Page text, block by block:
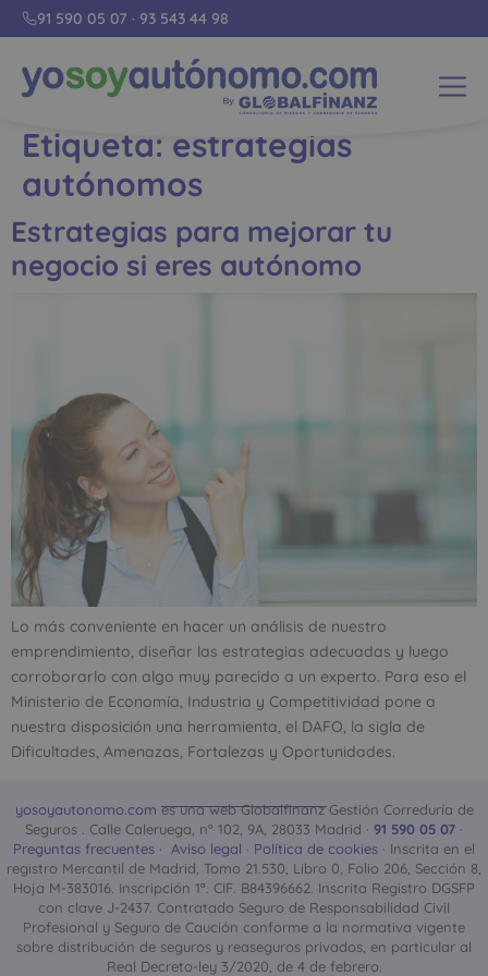
91 590 05 07 · 93 543 44 98
Etiqueta: estrategias
autónomos
Estrategias para mejorar tu
negocio si eres autónomo
Lo más conveniente en hacer un análisis de nuestro
emprendimiento, diseñar las estrategias adecuadas y luego
corroborarlo con algo muy parecido a un experto. Para eso el
Ministerio de Economía, Industria y Competitividad pone a
nuestra disposición una herramienta, el DAFO, la sigla de
Dificultades, Amenazas, Fortalezas y Oportunidades.
yosoyautonomo.com es una web Globalfinanz Gestión Correduría de
Seguros . Calle Caleruega, nº 102, 9A, 28033 Madrid · 91 590 05 07 ·
Preguntas frecuentes · Aviso legal · Política de cookies · Inscrita en el
registro Mercantil de Madrid, Tomo 21.530, Libro 0, Folio 206, Sección 8,
Hoja M-383016. Inscripción 1ª. CIF. B84396662. Inscrita Registro DGSFP
con clave J-2437. Contratado Seguro de Responsabilidad Civil
Profesional y Seguro de Caución conforme a la normativa vigente
sobre distribución de seguros y reaseguros privados, en particular al
Real Decreto-ley 3/2020, de 4 de febrero.